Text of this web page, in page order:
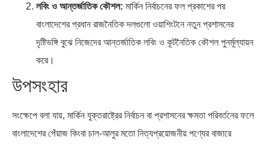
লবিং ও আন্তর্জাতিক কৌশল: মার্কিন নির্বাচনের ফল প্রকাশের পর
বাংলাদেশের প্রধান রাজনৈতিক দলগুলো ওয়াশিংটনে নতুন প্রশাসনের
দৃষ্টিভঙ্গি বুঝে নিজেদের আন্তর্জাতিক লবিং ও কূটনৈতিক কৌশল পুনর্মূল্যায়ন
করে।
উপসংহার
সংক্ষেপে বলা যায়, মার্কিন যুক্তরাষ্ট্রের নির্বাচন বা প্রশাসনের ক্ষমতা পরিবর্তনের ফলে
বাংলাদেশের পেঁয়াজ কিংবা চাল-আলুর মতো নিত্যপ্রয়োজনীয় পণ্যের বাজারে